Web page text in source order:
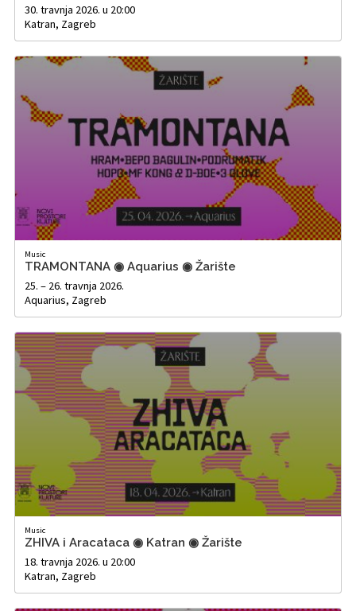
30. travnja 2026. u 20:00
Katran, Zagreb
Music
TRAMONTANA ◉ Aquarius ◉ Žarište
25. – 26. travnja 2026.
Aquarius, Zagreb
Music
ZHIVA i Aracataca ◉ Katran ◉ Žarište
18. travnja 2026. u 20:00
Katran, Zagreb